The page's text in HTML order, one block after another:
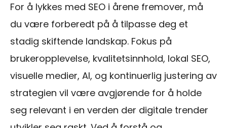
For å lykkes med SEO i årene fremover, må
du være forberedt på å tilpasse deg et
stadig skiftende landskap. Fokus på
brukeropplevelse, kvalitetsinnhold, lokal SEO,
visuelle medier, AI, og kontinuerlig justering av
strategien vil være avgjørende for å holde
seg relevant i en verden der digitale trender